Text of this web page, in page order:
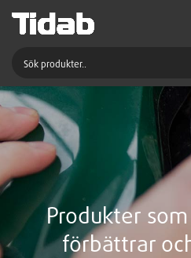
Produkter
förbättrar